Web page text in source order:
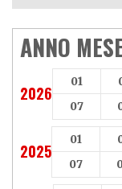
ANNO
2026
01
07
2025
01
07